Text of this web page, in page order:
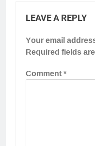
LEAVE A REPLY
Your email
Required fields
Comment*